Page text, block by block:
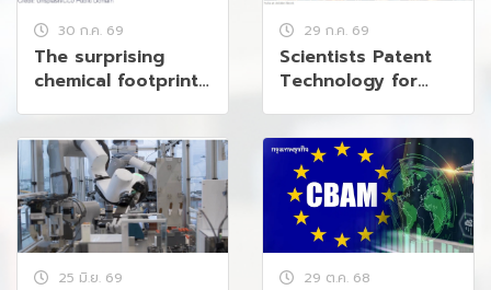
30 ก.ค. 69
The surprising
chemical footprint
29 ก.ค. 69
Scientists Patent
Technology for
Cosmetics
25 มิ.ย. 69 29 ต.ค. 68